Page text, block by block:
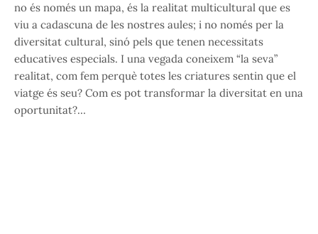
no és només un mapa, és la realitat multicultural que es
viu a cadascuna de les nostres aules; i no només per la
diversitat cultural, sinó pels que tenen necessitats
educatives especials. I una vegada coneixem “la seva”
realitat, com fem perquè totes les criatures sentin que el
viatge és seu? Com es pot transformar la diversitat en una
oportunitat?…